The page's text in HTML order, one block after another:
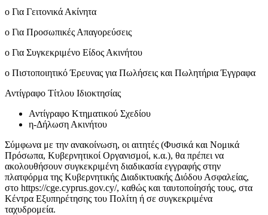
o Για Γειτονικά Ακίνητα
o Για Προσωπικές Απαγορεύσεις
o Για Συγκεκριμένο Είδος Ακινήτου
o Πιστοποιητικό Έρευνας για Πωλήσεις και Πωλητήρια Έγγραφα
Αντίγραφο Τίτλου Ιδιοκτησίας
Αντίγραφο Κτηματικού Σχεδίου
η-Δήλωση Ακινήτου
Σύμφωνα με την ανακοίνωση, οι αιτητές (Φυσικά και Νομικά
Πρόσωπα, Κυβερνητικοί Οργανισμοί, κ.α.), θα πρέπει να
ακολουθήσουν συγκεκριμένη διαδικασία εγγραφής στην
πλατφόρμα της Κυβερνητικής ∆ιαδικτυακής ∆ιόδου Ασφαλείας,
στο https://cge.cyprus.gov.cy/, καθώς και ταυτοποίησής τους, στα
Κέντρα Εξυπηρέτησης του Πολίτη ή σε συγκεκριμένα
ταχυδρομεία.